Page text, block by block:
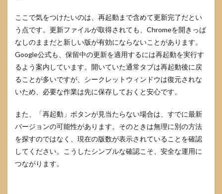
ここで気をつけたいのは、再起動まで含めて更新完了だとい
う点です。更新ファイルが取得されても、Chromeを開きっぱ
なしのままだと新しい版が有効にならないことがあります。
Google公式も、保留中の更新を適用するには再起動を実行す
るよう案内しています。開いていた通常タブは再起動後に戻
ることが多いですが、シークレットウィンドウは復元されな
いため、必要な作業は先に保存しておくと安心です。
また、「再起動」ボタンが見当たらない場合は、すでに最新
バージョンの可能性があります。そのときは無理に別の方法
を探すのではなく、現在の版数が表示されていることを確認
してください。こうしたシンプルな確認こそ、安全な運用に
つながります。